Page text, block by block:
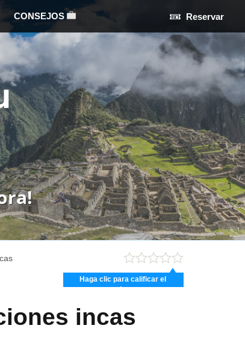
CONSEJOS Reservar
Haga clic para calificar el
incas